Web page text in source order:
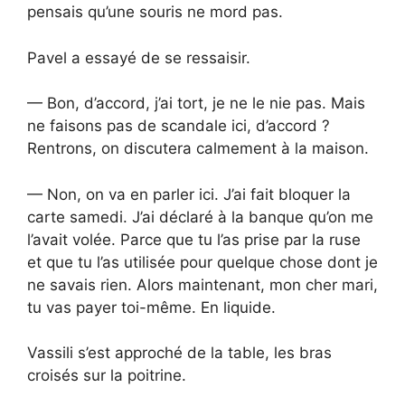
pensais qu’une souris ne mord pas.
Pavel a essayé de se ressaisir.
— Bon, d’accord, j’ai tort, je ne le nie pas. Mais
ne faisons pas de scandale ici, d’accord ?
Rentrons, on discutera calmement à la maison.
— Non, on va en parler ici. J’ai fait bloquer la
carte samedi. J’ai déclaré à la banque qu’on me
l’avait volée. Parce que tu l’as prise par la ruse
et que tu l’as utilisée pour quelque chose dont je
ne savais rien. Alors maintenant, mon cher mari,
tu vas payer toi-même. En liquide.
Vassili s’est approché de la table, les bras
croisés sur la poitrine.